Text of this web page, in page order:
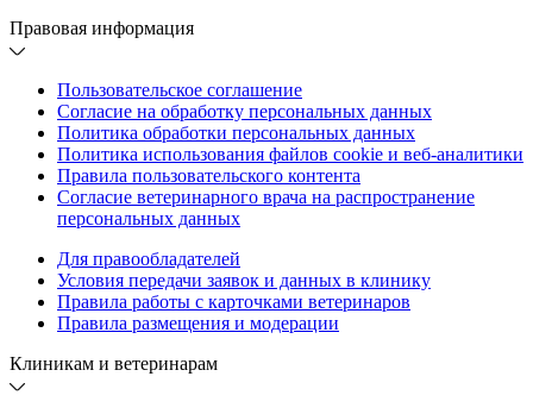
Правовая информация
Пользовательское соглашение
Согласие на обработку персональных данных
Политика обработки персональных данных
Политика использования файлов cookie и веб-аналитики
Правила пользовательского контента
Согласие ветеринарного врача на распространение
персональных данных
Для правообладателей
Условия передачи заявок и данных в клинику
Правила работы с карточками ветеринаров
Правила размещения и модерации
Клиникам и ветеринарам